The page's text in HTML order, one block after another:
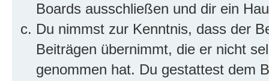
Boards ausschließen und dir ein
Du nimmst zur Kenntnis, dass der
Beiträgen übernimmt, die er nicht
genommen hat. Du gestattest dem